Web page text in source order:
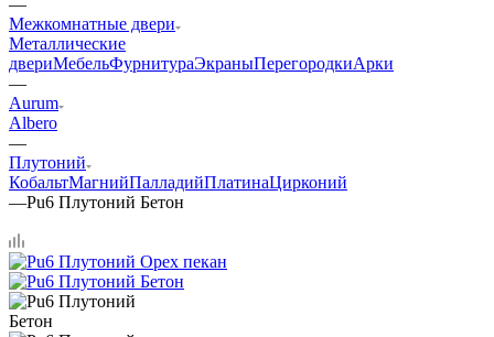
Межкомнатные двери
Металлические
двериМебельФурнитураЭкраныПерегородкиАрки
—
Aurum
Albero
—
Плутоний
КобальтМагнийПалладийПлатинаЦирконий
—Pu6 Плутоний Бетон